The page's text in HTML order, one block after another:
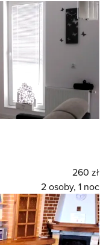
260 zł
2 osoby, 1 noc